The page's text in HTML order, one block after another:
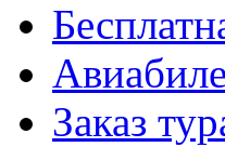
Заказ